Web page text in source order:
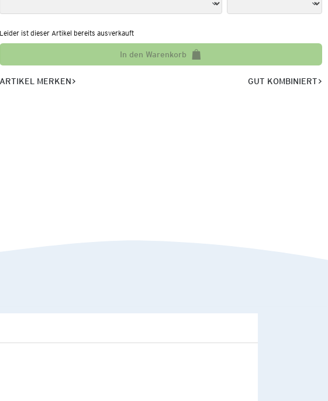
Leider ist dieser Artikel bereits ausverkauft
In den Warenkorb
ARTIKEL MERKEN GUT KOMBINIERT